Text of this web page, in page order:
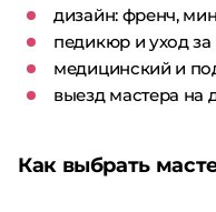
дизайн: френч,
педикюр и уход за
медицинский и
выезд мастера на
Как выбрать